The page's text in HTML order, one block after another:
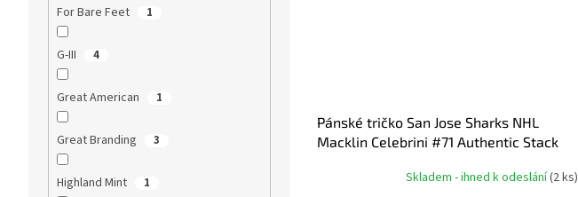
For Bare Feet 1
G-III 4
Great American 1
Great Branding 3
Highland Mint 1
Pánské tričko San Jose Sharks NHL
Macklin Celebrini #71 Authentic Stack
Skladem - ihned k odeslání(2 ks)